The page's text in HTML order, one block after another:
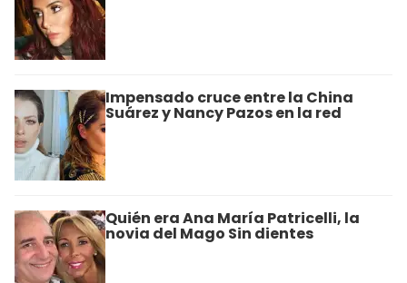
Impensado cruce entre la China
Suárez y Nancy Pazos en la red
Quién era Ana María Patricelli, la
novia del Mago Sin dientes